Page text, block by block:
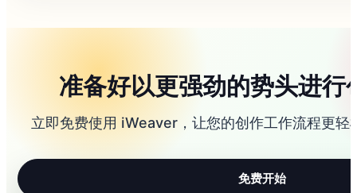
准备好以更强劲的势头进行
立即免费使用 iWeaver，让您的创作工作流程更轻
免费开始